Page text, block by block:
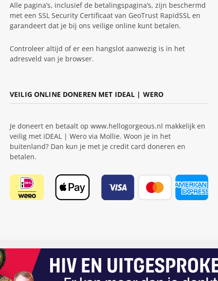
Alle pagina’s, inclusief de betalingspagina’s, zijn beschermd
met een SSL Security Certificaat van GeoTrust RapidSSL en
garandeert dat je bij ons veilige online kunt betalen.
Controleer altijd of er een hangslot aanwezig is in het
adresveld van je browser.
VEILIG ONLINE DONEREN MET IDEAL | WERO
Je doneert en betaalt op www.hellogorgeous.nl makkelijk en
veilig met iDEAL | Wero via Mollie. Woon je in het
buitenland? Dan kun je met je credit card doneren en
betalen.